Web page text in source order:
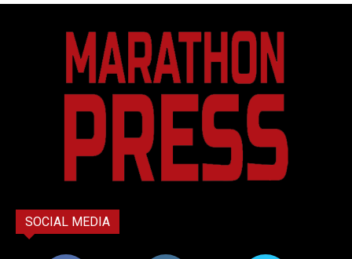
SOCIAL MEDIA